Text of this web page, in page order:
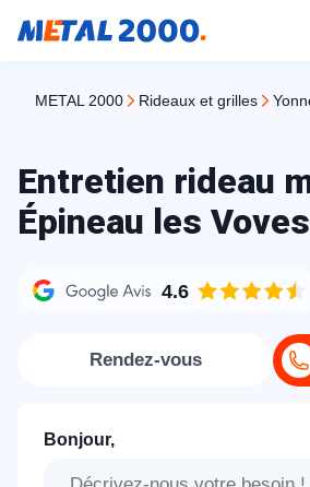
METAL 2000 rideaux et grilles
Entretien rideau
Épineau les Voves
4.6
Rendez-vous
Bonjour,